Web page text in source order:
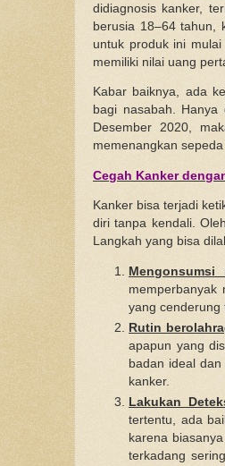
didiagnosis kanker,
berusia 18–64 tahun,
untuk produk ini
memiliki nilai uang
Kabar baiknya, ada
bagi nasabah.
Desember 2020,
memenangkan
Cegah Kanker
Kanker bisa terjadi
diri tanpa kendali.
Langkah yang bisa
Mengonsumsi
memperbanyak
yang cenderung
Rutin
apapun yang
badan ideal
kanker.
Lakukan
tertentu, ada
karena
terkadang